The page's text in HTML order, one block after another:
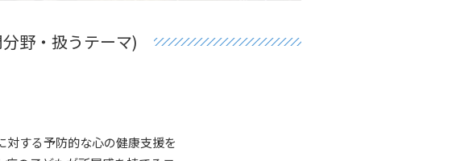
野・扱うテーマ)
する予防的な心の健康支援を